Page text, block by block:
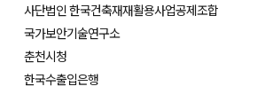
사단법인 한국건축재재활용사업공제조합
국가보안기술연구소
춘천시청
한국수출입은행